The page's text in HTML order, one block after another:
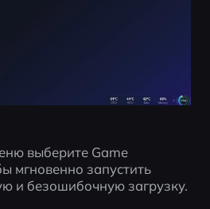
выберите Game
мгновенно запустить
и безошибочную загрузку.